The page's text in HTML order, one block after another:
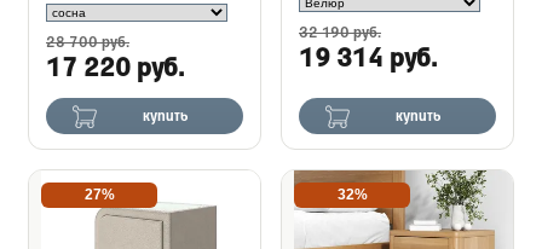
28 700 руб.
17 220 руб.
купить
32 190 руб.
19 314 руб.
купить
27% 32%